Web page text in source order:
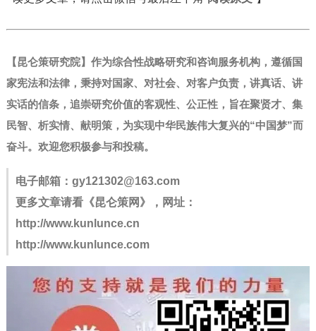
【昆仑策研究院】作为综合性战略研究和咨询服务机构，遵循国
家宪法和法律，秉持对国家、对社会、对客户负责，讲真话、讲
实话的信条，追崇研究价值的客观性、公正性，旨在聚贤才、集
民智、析实情、献明策，为实现中华民族伟大复兴的“中国梦”而
奋斗。 欢迎您积极参与和投稿。
电子邮箱： gy121302@163.com
更多文章请看《昆仑策网》，网址：
http://www.kunlunce.cn
http://www.kunlunce.com